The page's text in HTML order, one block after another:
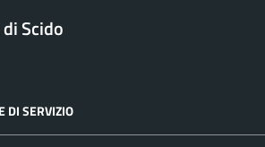
Scido
DI SERVIZIO